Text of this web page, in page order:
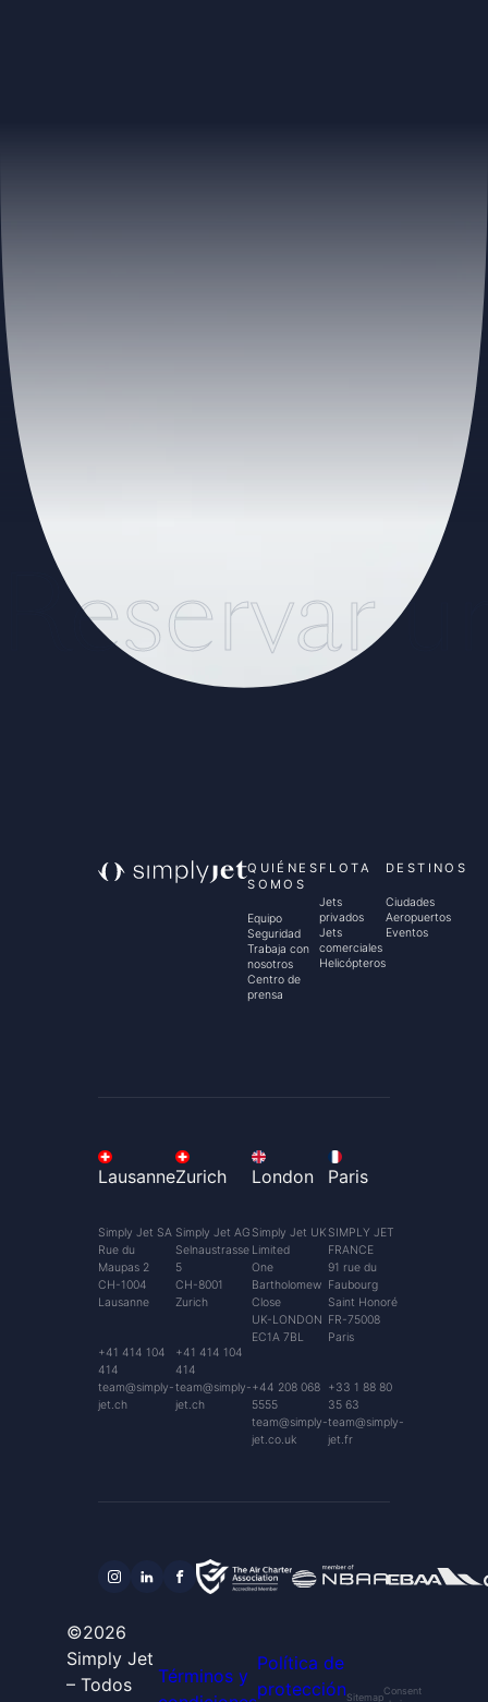
Reservar
QUIÉNES
SOMOS
Equipo
Seguridad
Trabaja con
nosotros
Centro de
prensa
FLOTA
Jets
privados
Jets
comerciales
Helicópteros
DESTINOS
Ciudades
Aeropuertos
Eventos
Lausanne
Simply Jet SA
Rue du
Maupas 2
CH-1004
Lausanne
+41 414 104
414
team@simply-
jet.ch
Zurich
Simply Jet AG
Selnaustrasse
5
CH-8001
Zurich
+41 414 104
414
team@simply-
jet.ch
London
Simply Jet UK
Limited
One
Bartholomew
Close
UK-LONDON
EC1A 7BL
+44 208 068
5555
team@simply-
jet.co.uk
Paris
SIMPLY JET
FRANCE
91 rue du
Faubourg
Saint Honoré
FR-75008
Paris
+33 1 88 80
35 63
team@simply-
jet.fr
©2026
Simply Jet
– Todos
Términos y
Política de
protecciónSitemap
Consent